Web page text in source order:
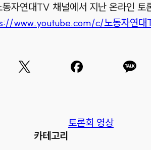
자연대TV 채널에서 지난 온라인 토
www.youtube.com/c/노동자연대
카테고리
토론회 영상